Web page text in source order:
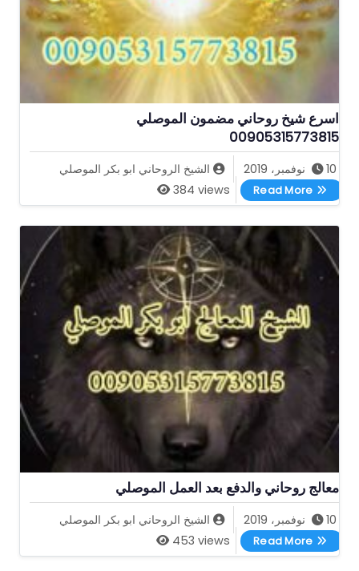
اسرع شيخ روحاني مضمون الموصلي
00905315773815
10 نوفمبر، 2019
الشيخ الروحاني ابو بكر الموصلي
384 views
Read More
اسرع شيخ روحاني مضمون الموصلي 00905315773815
معالج روحاني والدفع بعد العمل الموصلي
10 نوفمبر، 2019
الشيخ الروحاني ابو بكر الموصلي
453 views
Read More
معالج روحاني والدفع بعد العمل الموصلي